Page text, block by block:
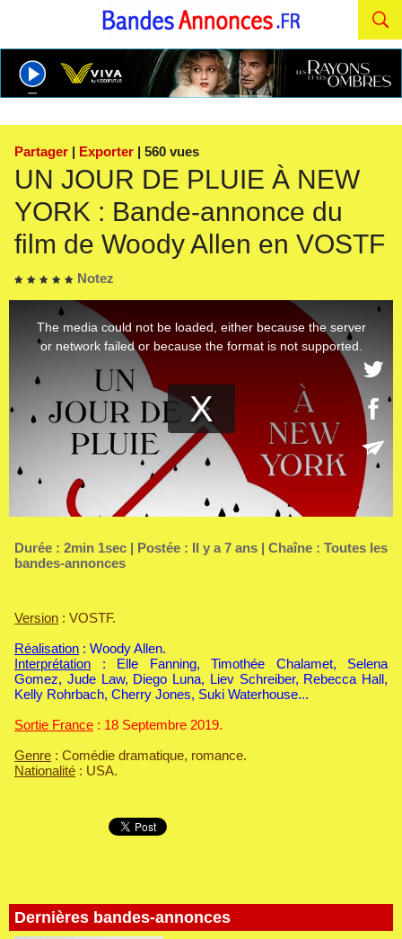
Partager | Exporter | 560 vues
UN JOUR DE PLUIE À NEW
YORK : Bande-annonce du
film de Woody Allen en VOSTF
Notez
Dernières bandes-annonces
Durée : 2min 1sec | Postée : Il y a 7 ans | Chaîne : Toutes les
bandes-annonces
Version : VOSTF.
Réalisation : Woody Allen.
Interprétation : Elle Fanning, Timothée Chalamet, Selena
Gomez, Jude Law, Diego Luna, Liev Schreiber, Rebecca Hall,
Kelly Rohrbach, Cherry Jones, Suki Waterhouse...
Sortie France : 18 Septembre 2019.
Genre : Comédie dramatique, romance.
Nationalité : USA.